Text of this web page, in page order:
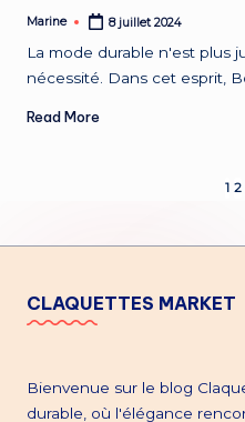
Posted
Marine 8 juillet 2024
La mode durable n'est plus
nécessité. Dans cet esprit,
Read More
des
1 2
CLAQUETTES MARKET
Bienvenue sur le blog
durable, où l'élégance